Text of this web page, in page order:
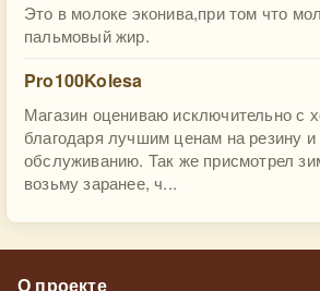
Это в молоке эконива,при том что
пальмовый жир.
Pro100Kolesa
Магазин оцениваю исключительно с
благодаря лучшим ценам на резину
обслуживанию. Так же присмотрел
возьму заранее, ч...
О проекте